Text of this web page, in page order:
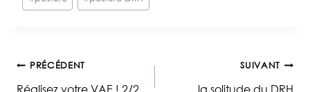
Navigation
PRÉCÉDENT SUIVANT